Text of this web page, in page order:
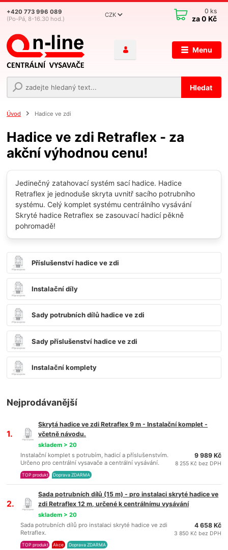
Menu
CZK
Hledat
+420 773 996 089
(Po-Pá, 8-16.30 hod.)
0 ks
za0 Kč
Úvod Hadice ve zdi
Hadice ve zdi Retraflex - za
akční výhodnou cenu!
Jedinečný zatahovací systém sací hadice. Hadice
Retraflex je jednoduše skryta uvnitř sacího potrubního
systému. Celý komplet systému centrálního vysávání
Skryté hadice Retraflex se zasouvací hadicí pěkně
pohromadě!
Příslušenství hadice ve zdi
Instalační díly
Sady potrubních dílů hadice ve zdi
Sady příslušenství hadice ve zdi
Instalační komplety
Nejprodávanější
1.
Skrytá hadice ve zdi Retraflex 9 m - Instalační komplet -
včetně návodu.
Instalační komplet s potrubím, hadicí a příslušenstvím.
Určeno pro centrální vysavače a centrální vysávání.
skladem > 20
TOP produkt Doprava ZDARMA
9 989 Kč
8 255 Kč bez DPH
2.
Sada potrubních dílů (15 m) - pro instalaci skryté hadice ve
zdi Retraflex 12 m, určené k centrálnímu vysávání
Sada potrubních dílů pro instalaci skryté hadice ve zdi
Retraflex.
skladem > 20
TOP produkt Akce Doprava ZDARMA
4 658 Kč
3 850 Kč bez DPH